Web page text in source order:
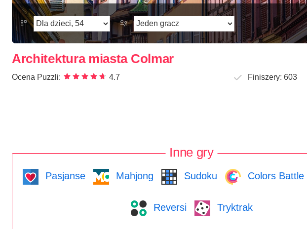
Architektura miasta Colmar
Ocena Puzzli: 4.7 Finiszery:603
Inne gry
Pasjanse Mahjong Sudoku Colors Battle
Reversi Tryktrak